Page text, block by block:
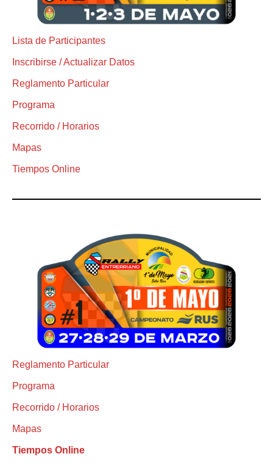
Lista de Participantes
Inscribirse / Actualizar Datos
Reglamento Particular
Programa
Recorrido / Horarios
Mapas
Tiempos Online
Reglamento Particular
Programa
Recorrido / Horarios
Mapas
Tiempos Online